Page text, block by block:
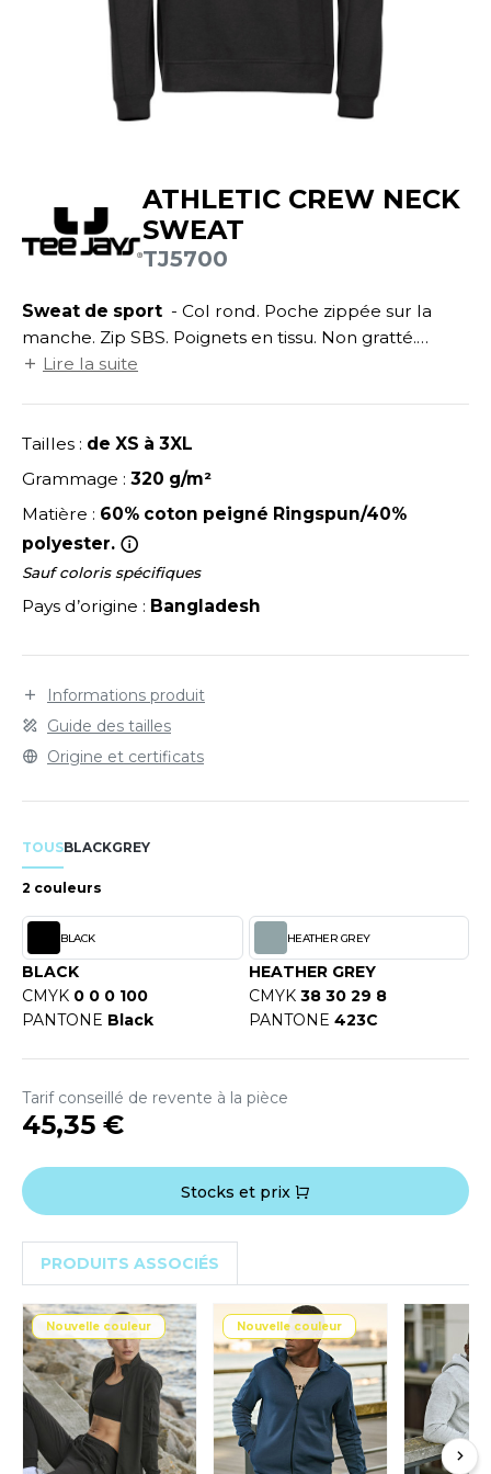
DE SERIE
VISIBILITE
IN EUROPE
LABEL / TEAR AWAY
SHOPPING
VETEMENTS
SHIRT
PROFESSIONNELLE
- BLOUSON
YOUR BRAND
SI ON L'APPELAIT FRANCIS
BY PROMODORO
HALES
ROW
OF THE LOOM
- BLANKS
COOL
HOODS
SERIE
VERTS
DE LA MER
ECORESPONSABLE
FIN DE SÉRIE
ATHLETIC CREW NECK
SWEAT
TJ5700
Sweat de sport
manche. Zip SBS. Poignets en tissu. Non gratté.
Stock en cours de conversion vers du coton
Lire la suite
Tailles : de XS à 3XL
Grammage : 320 g/m²
Matière : 60% coton peigné Ringspun/40%
polyester.
Sauf coloris spécifiques
Pays d’origine : Bangladesh
Informations produit
Guide des tailles
Origine et certificats
TOUSBLACKGREY
2 couleurs
BLACK
BLACK
CMYK 0 0 0 100
PANTONE Black
HEATHER GREY
HEATHER GREY
CMYK 38 30 29 8
PANTONE 423C
Tarif conseillé de revente à la pièce
45,35 €
Stocks et prix
PRODUITS ASSOCIÉS
Nouvelle couleur Nouvelle couleur